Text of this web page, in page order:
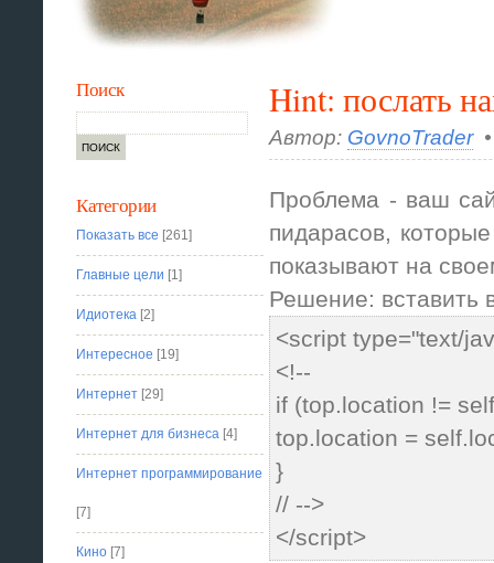
Hint: послать
Автор: GovnoTrader•
Проблема - ваш
пидарасов,
показывают на
Решение: вставить
<script type="text/
<!--
if (top.location !=
top.location =
}
// -->
</script>
Поиск
Категории
Показать все [261]
Главные цели [1]
Идиотека [2]
Интересное [19]
Интернет [29]
Интернет для бизнеса [4]
Интернет программирование
[7]
Кино [7]